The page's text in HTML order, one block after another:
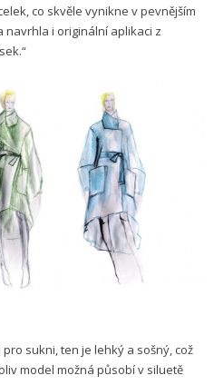
co skvěle vynikne v pevnějším
navrhla i originální aplikaci z
sukni, ten je lehký a sošný, což
model možná působí v siluetě